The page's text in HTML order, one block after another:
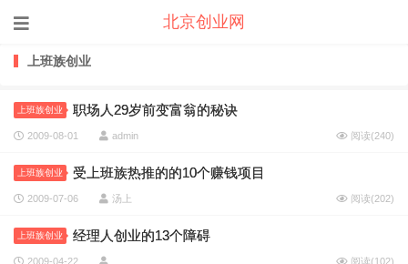
北京创业网
上班族创业
上班族创业 职场人29岁前变富翁的秘诀
2009-08-01 admin 阅读(240)
上班族创业 受上班族热推的的10个赚钱项目
2009-07-06 汤上 阅读(202)
上班族创业 经理人创业的13个障碍
2009-04-22 阅读(102)